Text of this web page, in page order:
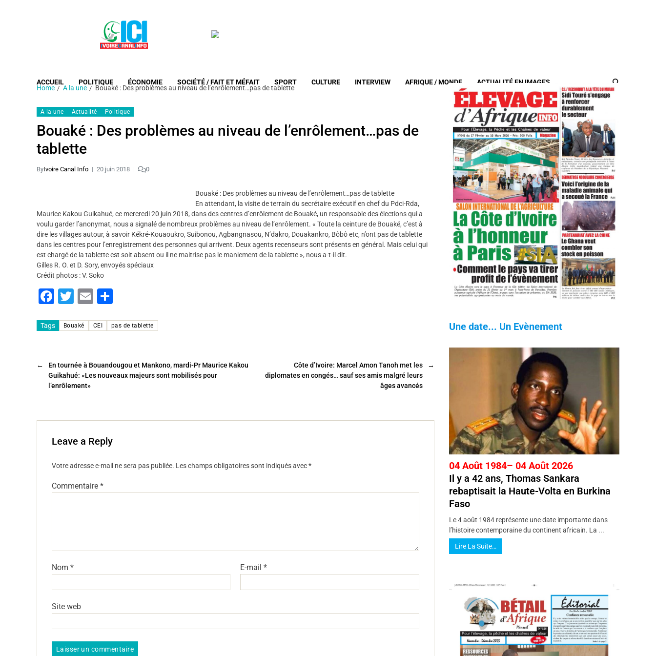
ACCUEIL POLITIQUE ÉCONOMIE SOCIÉTÉ / FAIT ET MÉFAIT SPORT CULTURE INTERVIEW AFRIQUE / MONDE ACTUALITÉ EN IMAGES
Home A la une Bouaké : Des problèmes au niveau de l’enrôlement…pas de tablette
A la une Actualité Politique
Bouaké : Des problèmes au niveau de l’enrôlement…pas de
tablette
ByIvoire Canal Info 20 juin 2018 0
Bouaké : Des problèmes au niveau de l’enrôlement…pas de tablette
En attendant, la visite de terrain du secrétaire exécutif en chef du Pdci-Rda,
Maurice Kakou Guikahué, ce mercredi 20 juin 2018, dans des centres d’enrôlement de Bouaké, un responsable des élections qui a
voulu garder l’anonymat, nous a signalé de nombreux problèmes au niveau de l’enrôlement. « Toute la ceinture de Bouaké, c’est à
dire les villages autour, à savoir Kékré-Kouaoukro, Suibonou, Agbangnasou, N’dakro, Douakankro, Bôbô etc, n’ont pas de tablette
dans les centres pour l’enregistrement des personnes qui arrivent. Deux agents recenseurs sont présents en général. Mais celui qui
est chargé de la tablette est soit absent ou il ne maitrise pas le maniement de la tablette », nous a-t-il dit.
Gilles R. O. et D. Sory, envoyés spéciaux
Crédit photos : V. Soko
F
c
b
o
o
T
tt
E
ai ta
er
Tags Bouaké CEI pas de tablette
←
En tournée à Bouandougou et Mankono, mardi-Pr Maurice Kakou
Guikahué: «Les nouveaux majeurs sont mobilisés pour
l’enrôlement»
→
Côte d’Ivoire: Marcel Amon Tanoh met les
diplomates en congés… sauf ses amis malgré leurs
âges avancés
Leave a Reply
Votre adresse e-mail ne sera pas publiée. Les champs obligatoires sont indiqués avec*
Commentaire *
Nom * E-mail*
Site web
Une date... Un Evènement
04 Août 1984– 04 Août 2026
Il y a 42 ans, Thomas Sankara
rebaptisait la Haute-Volta en Burkina
Faso
Le 4 août 1984 représente une date importante dans
l’histoire contemporaine du continent africain. La ...
Lire La Suite…